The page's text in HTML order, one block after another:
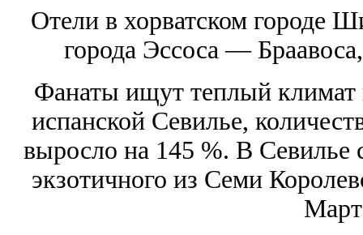
Отели в хорватском городе
города Эссоса —
Фанаты ищут теплый климат
испанской Севилье,
выросло на 145 %. В Севилье
экзотичного из Семи